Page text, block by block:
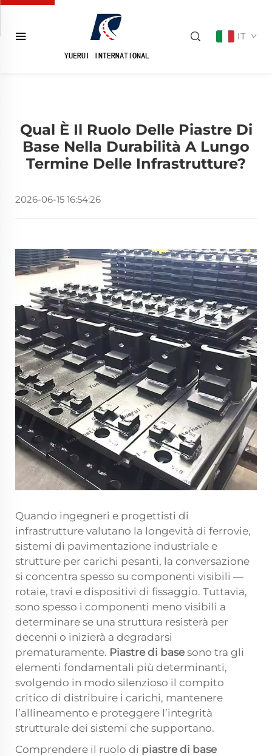
IT
Qual È Il Ruolo Delle Piastre Di
Base Nella Durabilità A Lungo
Termine Delle Infrastrutture?
2026-06-15 16:54:26
Quando ingegneri e progettisti di
infrastrutture valutano la longevità di ferrovie,
sistemi di pavimentazione industriale e
strutture per carichi pesanti, la conversazione
si concentra spesso su componenti visibili —
rotaie, travi e dispositivi di fissaggio. Tuttavia,
sono spesso i componenti meno visibili a
determinare se una struttura resisterà per
decenni o inizierà a degradarsi
prematuramente. Piastre di base sono tra gli
elementi fondamentali più determinanti,
svolgendo in modo silenzioso il compito
critico di distribuire i carichi, mantenere
l’allineamento e proteggere l’integrità
strutturale dei sistemi che supportano.
Comprendere il ruolo di piastre di base